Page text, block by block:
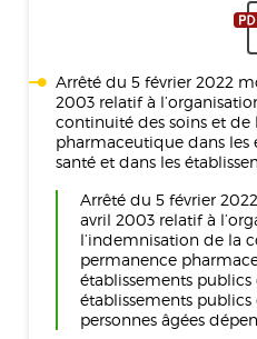
Arrêté du 5 février 2022
2003 relatif à
continuité des soins et de
pharmaceutique dans les
santé et dans les
Arrêté du 5 février
avril 2003 relatif à
l’indemnisation de la
permanence
établissements publics
établissements
personnes âgées